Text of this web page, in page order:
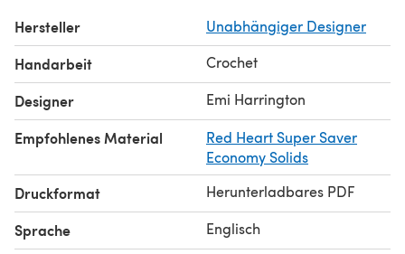
Hersteller Unabhängiger Designer
Handarbeit Crochet
Designer Emi Harrington
Empfohlenes Material
Red Heart Super Saver
Economy Solids
Druckformat Herunterladbares PDF
Sprache Englisch